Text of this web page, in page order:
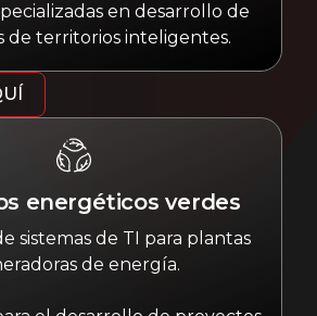
en desarrollo de
de territorios inteligentes.
energéticos verdes
sistemas de TI para plantas
de energía.